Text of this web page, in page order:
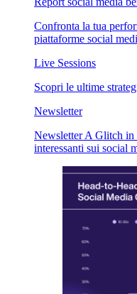
Confronta la tua
piattaforme social
Live Sessions
Scopri le ultime
Newsletter
Newsletter A Glitch
interessanti sui social